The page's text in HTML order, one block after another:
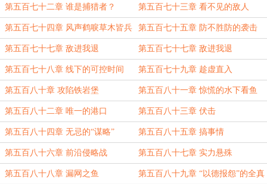
第五百七十二章 谁是捕猎者？ 第五百七十三章 看不见的敌人
第五百七十四章 风声鹤唳草木皆兵 第五百七十五章 防不胜防的袭击
第五百七十七章 敌进我退 第五百七十七章 敌进我退
第五百七十八章 线下的可控时间 第五百七十九章 趁虚直入
第五百八十章 攻陷铁岩堡 第五百八十一章 惊慌的水下看鱼
第五百八十二章 唯一的港口 第五百八十三章 伏击
第五百八十四章 无忌的“谋略” 第五百八十五章 搞事情
第五百八十六章 前沿侵略战 第五百八十七章 实力悬殊
第五百八十八章 漏网之鱼 第五百八十九章 “以德报怨”的全真